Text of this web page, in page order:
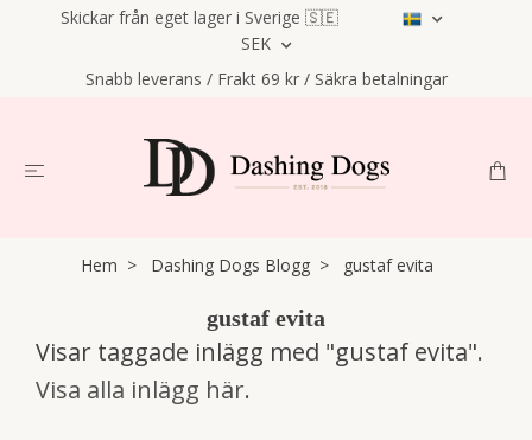
Skickar från eget lager i Sverige 🇸🇪
SEK
Snabb leverans / Frakt 69 kr / Säkra betalningar
Hem Dashing Dogs Blogg gustaf evita
gustaf evita
Visar taggade inlägg med "gustaf evita".
Visa alla inlägg här.